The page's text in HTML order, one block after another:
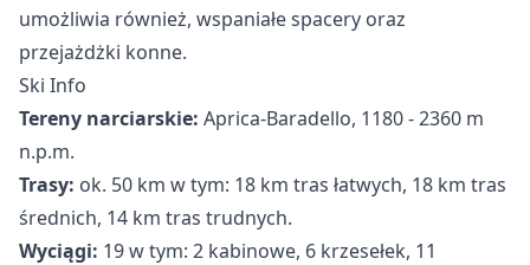
umożliwia również, wspaniałe spacery oraz
przejażdżki konne.
Ski Info
Tereny narciarskie: Aprica-Baradello, 1180 - 2360 m
n.p.m.
Trasy: ok. 50 km w tym: 18 km tras łatwych, 18 km tras
średnich, 14 km tras trudnych.
Wyciągi: 19 w tym: 2 kabinowe, 6 krzesełek, 11